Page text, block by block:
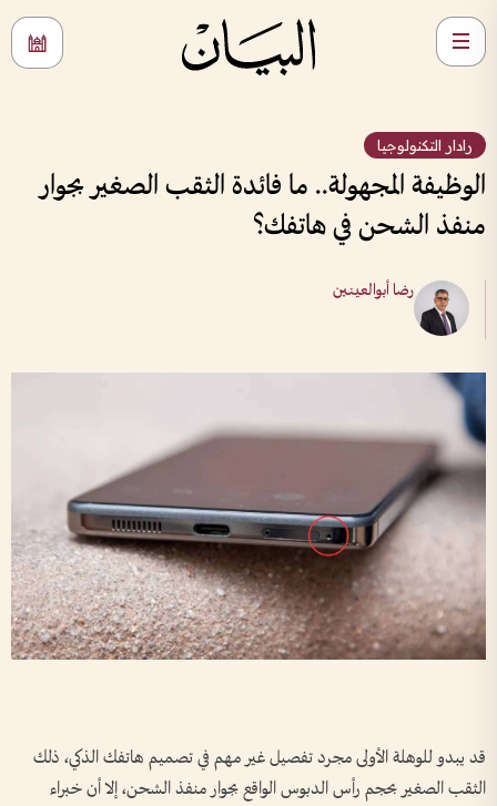
رادار التكنولوجيا
الوظيفة المجهولة.. ما فائدة الثقب الصغير بجوار
منفذ الشحن في هاتفك؟
رضا أبوالعينين
قد يبدو للوهلة الأولى مجرد تفصيل غير مهم في تصميم هاتفك الذكي، ذلك
الثقب الصغير بحجم رأس الدبوس الواقع بجوار منفذ الشحن، إلا أن خبراء